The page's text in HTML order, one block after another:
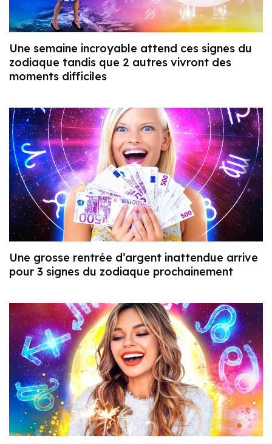
Une semaine incroyable attend ces signes du
zodiaque tandis que 2 autres vivront des
moments difficiles
Une grosse rentrée d’argent inattendue arrive
pour 3 signes du zodiaque prochainement